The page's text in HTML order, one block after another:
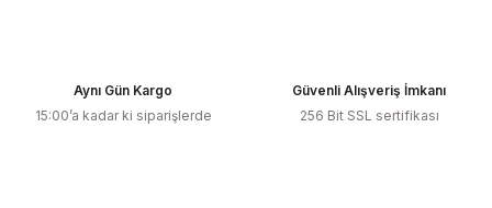
Aynı Gün Kargo
15:00’a kadar ki siparişlerde
Güvenli Alışveriş İmkanı
256 Bit SSL sertifikası